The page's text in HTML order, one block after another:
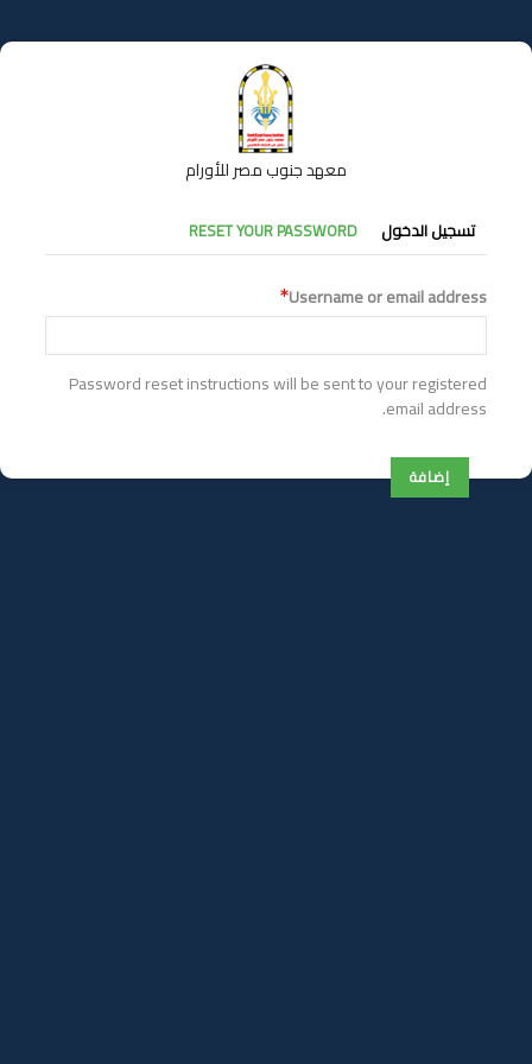
إلى
المحتوى
معهد جنوب مصر للأورام
التبويبات
الأساسية
تسجيل الدخول RESET YOUR PASSWORD
Username or email address
Password reset instructions will be sent to your registered
email address.